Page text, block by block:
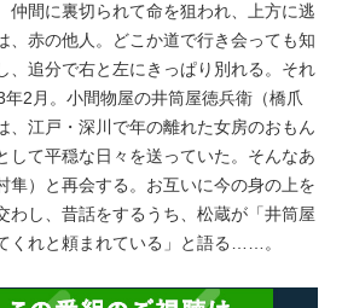
仲間に裏切られて命を狙われ、上方に逃
、赤の他人。どこか道で行き会っても知
、追分で右と左にきっぱり別れる。それ
2月。小間物屋の井筒屋徳兵衛（橋爪
、江戸・深川で年の離れた女房のおもん
して平穏な日々を送っていた。そんなあ
隼）と再会する。お互いに今の身の上を
わし、昔話をするうち、松蔵が「井筒屋
くれと頼まれている」と語る……。